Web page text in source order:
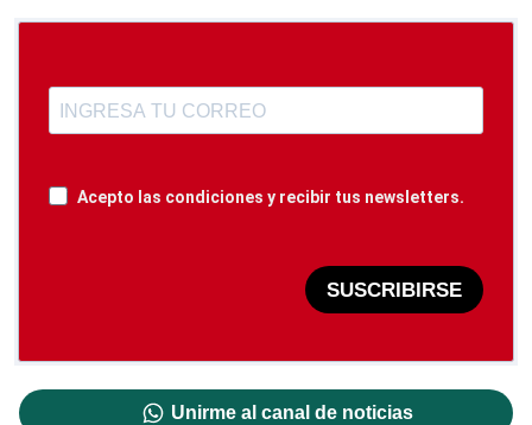
Acepto las condiciones y recibir tus newsletters.
SUSCRIBIRSE
Unirme al canal de noticias